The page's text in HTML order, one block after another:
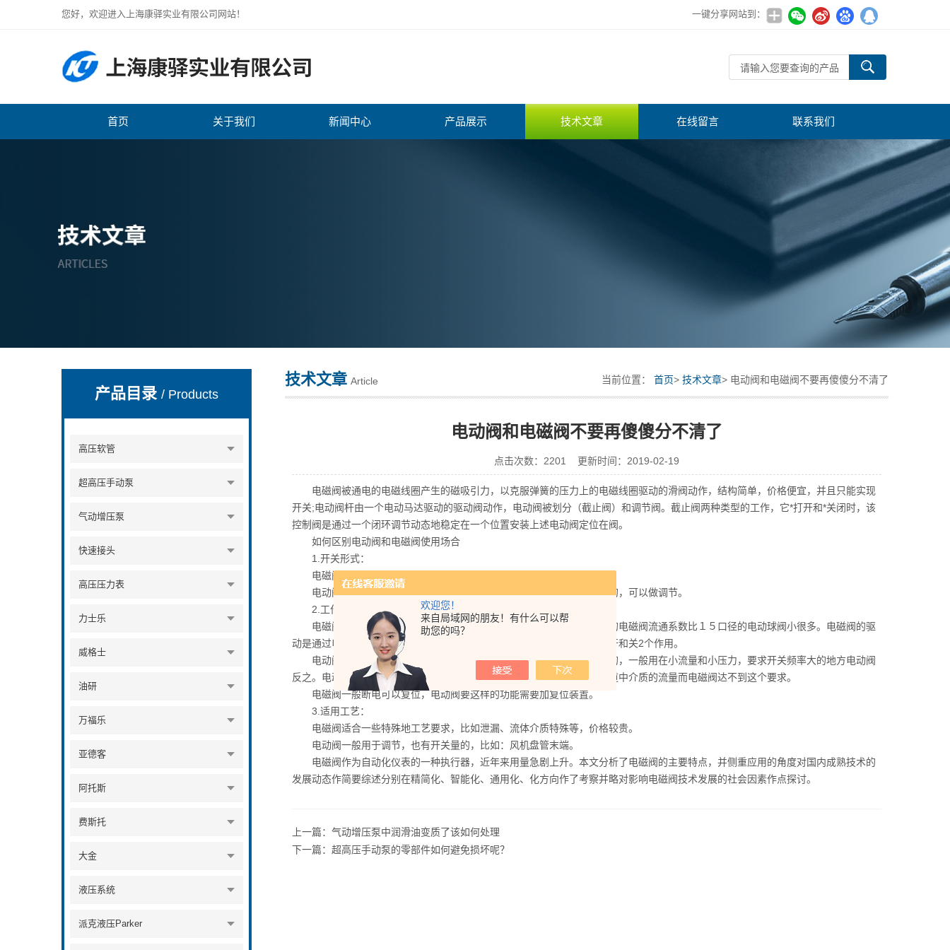
欢迎您！
来自局域网的朋友！有什么可以帮
助您的吗？
您好，欢迎进入上海康驿实业有限公司网站！ 一键分享网站到：
上海康驿实业有限公司
首页 关于我们 新闻中心 产品展示 技术文章 在线留言 联系我们
产品目录/ Products
高压软管
超高压手动泵
气动增压泵
快速接头
高压压力表
力士乐
威格士
油研
万福乐
亚德客
阿托斯
费斯托
大金
液压系统
派克液压Parker
技术文章 Article 当前位置： 首页> 技术文章> 电动阀和电磁阀不要再傻傻分不清了
电动阀和电磁阀不要再傻傻分不清了
点击次数：2201 更新时间：2019-02-19
电磁阀被通电的电磁线圈产生的磁吸引力，以克服弹簧的压力上的电磁线圈驱动的滑阀动作，结构简单，价格便宜，并且只能实现
开关;电动阀杆由一个电动马达驱动的驱动阀动作，电动阀被划分（截止阀）和调节阀。截止阀两种类型的工作，它*打开和*关闭时，该
控制阀是通过一个闭环调节动态地稳定在一个位置安装上述电动阀定位在阀。
如何区别电动阀和电磁阀使用场合
1.开关形式：
电磁阀通过线圈驱动，只能开或关，开关时动作时间短。
电动阀的驱动一般是用电机，开或关动作完成需要一定的时间模拟量的，可以做调节。
2.工作性质：
电磁阀一般流通系数很小，而且工作压力差很小。比如一般２５口径的电磁阀流通系数比１５口径的电动球阀小很多。电磁阀的驱
动是通过电磁线圈，比较容易被电压冲击损坏。相当于开关的作用，就是开和关2个作用。
电动阀的驱动一般是用电机，比较耐电压冲击。电磁阀是快开和快关的，一般用在小流量和小压力，要求开关频率大的地方电动阀
反之。电动阀阀的开度可以控制，状态有开、关、半开半关，可以控制管道中介质的流量而电磁阀达不到这个要求。
电磁阀一般断电可以复位，电动阀要这样的功能需要加复位装置。
3.适用工艺：
电磁阀适合一些特殊地工艺要求，比如泄漏、流体介质特殊等，价格较贵。
电动阀一般用于调节，也有开关量的，比如：风机盘管末端。
电磁阀作为自动化仪表的一种执行器，近年来用量急剧上升。本文分析了电磁阀的主要特点，并侧重应用的角度对国内成熟技术的
发展动态作简要综述分别在精简化、智能化、通用化、化方向作了考察并略对影响电磁阀技术发展的社会因素作点探讨。
上一篇： 气动增压泵中润滑油变质了该如何处理
下一篇： 超高压手动泵的零部件如何避免损坏呢？